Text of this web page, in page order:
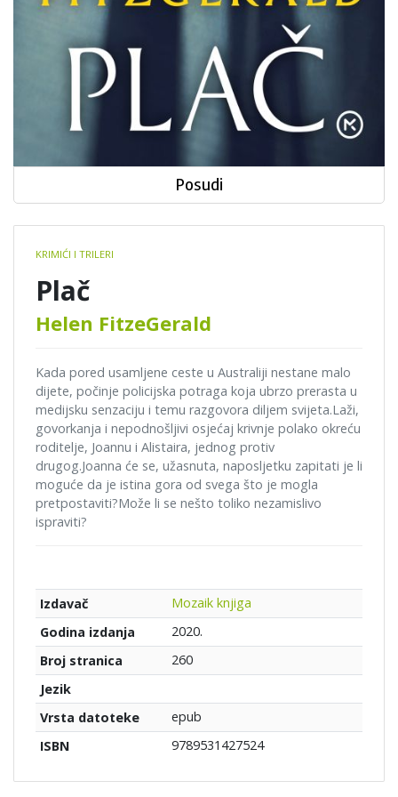
Book
details
KRIMIĆI I TRILERI
Plač
Helen FitzeGerald
Kada pored usamljene ceste u Australiji nestane malo
dijete, počinje policijska potraga koja ubrzo prerasta u
medijsku senzaciju i temu razgovora diljem svijeta.Laži,
govorkanja i nepodnošljivi osjećaj krivnje polako okreću
roditelje, Joannu i Alistaira, jednog protiv
drugog.Joanna će se, užasnuta, naposljetku zapitati je li
moguće da je istina gora od svega što je mogla
pretpostaviti?Može li se nešto toliko nezamislivo
ispraviti?
Izdavač
Mozaik knjiga
Godina izdanja
2020.
Broj stranica
260
Jezik
Vrsta datoteke
epub
ISBN
9789531427524
Posudi